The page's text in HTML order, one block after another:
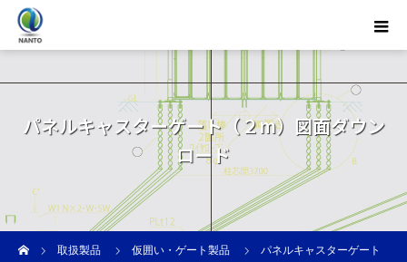
パネルキャスターゲート（２m）図面ダウン
ロード
取扱製品
仮囲い・ゲート製品 パネルキャスターゲート